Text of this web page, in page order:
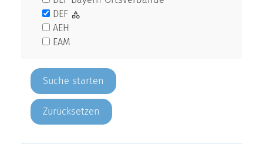
DEF
AEH
EAM
Zurücksetzen